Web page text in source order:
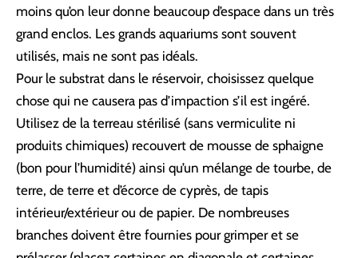
moins qu’on leur donne beaucoup d’espace dans un très
grand enclos. Les grands aquariums sont souvent
utilisés, mais ne sont pas idéals.
Pour le substrat dans le réservoir, choisissez quelque
chose qui ne causera pas d’impaction s’il est ingéré.
Utilisez de la terreau stérilisé (sans vermiculite ni
produits chimiques) recouvert de mousse de sphaigne
(bon pour l’humidité) ainsi qu’un mélange de tourbe, de
terre, de terre et d’écorce de cyprès, de tapis
intérieur/extérieur ou de papier. De nombreuses
branches doivent être fournies pour grimper et se